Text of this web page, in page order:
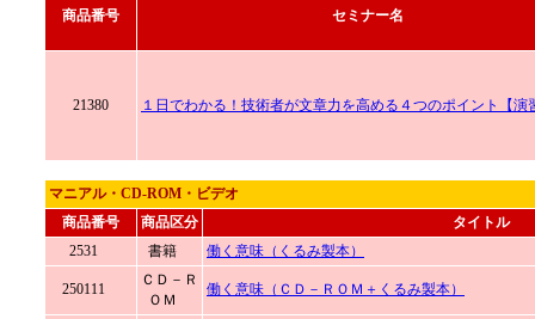
商品番号 セミナー名
21380 １日でわかる！技術者が文章力を高める４つのポイント【演
マニアル・CD-ROM・ビデオ
商品番号
商品区分
タイトル
2531
書籍 働く意味（くるみ製本）
250111
ＣＤ－Ｒ
ＯＭ
働く意味（ＣＤ－ＲＯＭ＋くるみ製本）